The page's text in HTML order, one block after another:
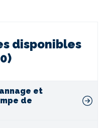
disponibles
et
de